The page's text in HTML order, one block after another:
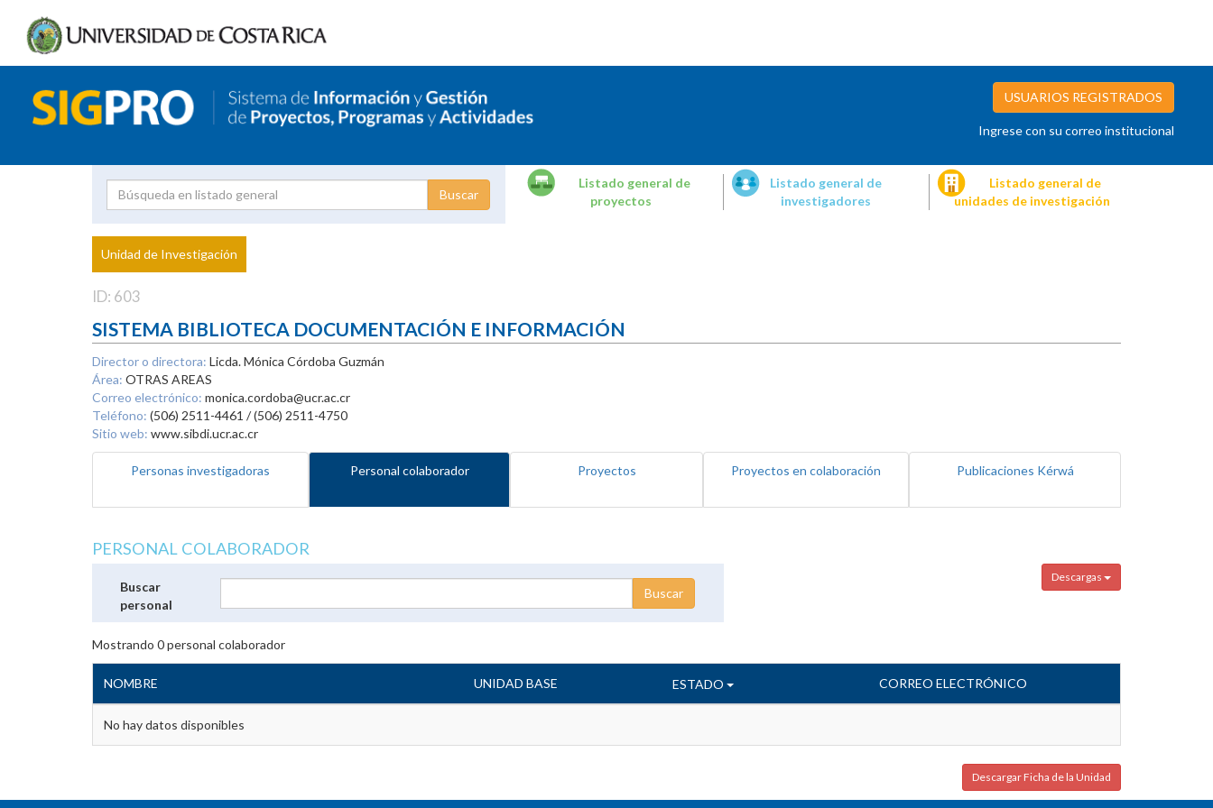
USUARIOS REGISTRADOS
Ingrese con su correo institucional
Proyecto
Investigador
Listado general de
proyectos
Listado general de
investigadores
Listado general de
unidades de investigación
Unidad de Investigación
ID: 603
SISTEMA BIBLIOTECA DOCUMENTACIÓN E INFORMACIÓN
Director o directora: Licda. Mónica Córdoba Guzmán
Área: OTRAS AREAS
Correo electrónico: monica.cordoba@ucr.ac.cr
Teléfono: (506) 2511-4461 / (506) 2511-4750
Sitio web: www.sibdi.ucr.ac.cr
Personas investigadoras Personal colaborador Proyectos Proyectos en colaboración Publicaciones Kérwá
PERSONAL COLABORADOR
Descargas
Buscar
personal
Mostrando 0personal colaborador
NOMBRE UNIDAD BASE ESTADO CORREO ELECTRÓNICO
No hay datos disponibles
Descargar Ficha de la Unidad